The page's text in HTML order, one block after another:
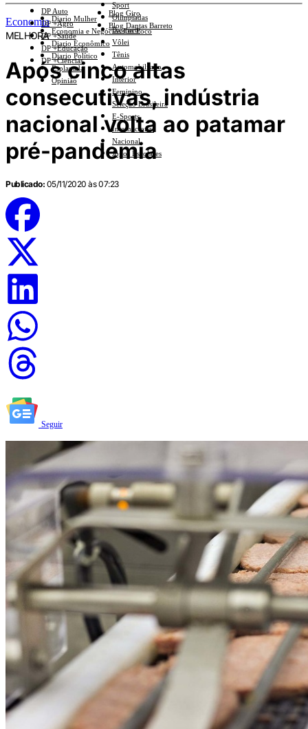
Sport
Olimpíadas
Basquete
Vôlei
Tênis
Automobilismo
Interior
Feminino
Seleção Brasileira
E-Sports
Internacional
Nacional
Jogos Escolares
DP Auto
DP +Agro
DP +Saúde
DP +Educação
DP +Ciências
Diario Mulher
Economia e Negócios Em Foco
Diario Econômico
Diario Político
Esplanada
Opinião
Blog Giro
Blog Dantas Barreto
Economia
MELHORA
Após cinco altas
consecutivas, indústria
nacional volta ao patamar
pré-pandemia
Publicado: 05/11/2020 às 07:23
Seguir